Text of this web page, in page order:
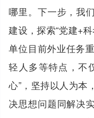
哪里。下一步，我
建设，探索“党建+
单位目前外业任务
轻人多等特点，不
心”，坚持以人为本
决思想问题同解决